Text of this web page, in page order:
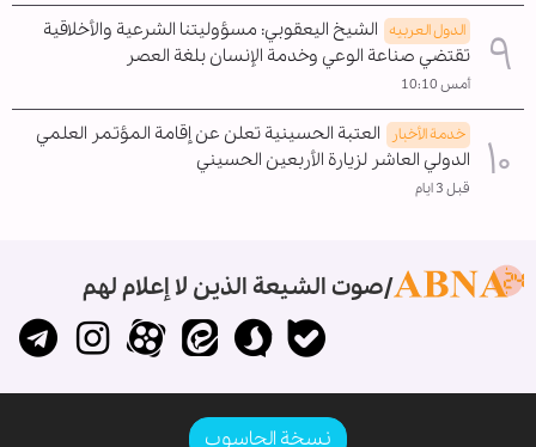
الدول العربیه الشيخ اليعقوبي: مسؤوليتنا الشرعية والأخلاقية
تقتضي صناعة الوعي وخدمة الإنسان بلغة العصر
أمس 10:10
خدمة الأخبار
العتبة الحسينية تعلن عن إقامة المؤتمر العلمي
الدولي العاشر لزيارة الأربعين الحسيني
قبل 3 ايام
صوت الشيعة الذين لا إعلام لهم
نسخة الحاسوب